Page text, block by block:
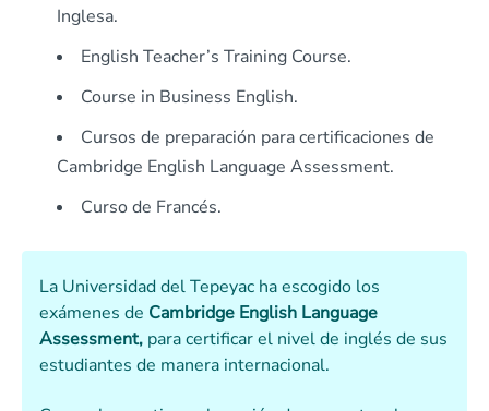
Inglesa.
English Teacher’s Training Course.
Course in Business English.
Cursos de preparación para certificaciones de
Cambridge English Language Assessment.
Curso de Francés.
La Universidad del Tepeyac ha escogido los
exámenes de Cambridge English Language
Assessment, para certificar el nivel de inglés de sus
estudiantes de manera internacional.